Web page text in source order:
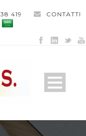
419 CONTATTI